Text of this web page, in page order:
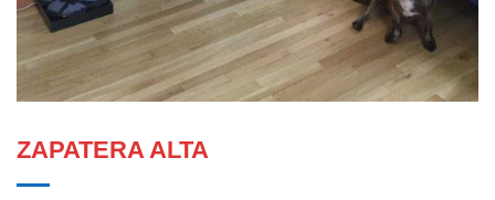
ZAPATERA ALTA